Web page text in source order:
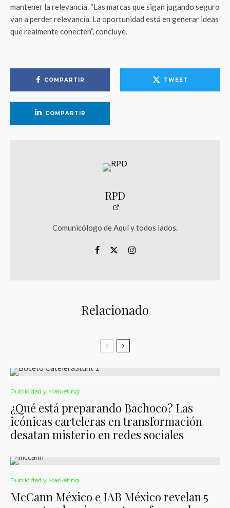
mantener la relevancia. “Las marcas que sigan jugando seguro
van a perder relevancia. La oportunidad está en generar ideas
que realmente conecten”, concluye.
COMPARTIR TWEET
COMPARTIR
RPD
Comunicólogo de Aquí y todos lados.
Relacionado
Publicidad y Marketing
¿Qué está preparando Bachoco? Las
icónicas carteleras en transformación
desatan misterio en redes sociales
Publicidad y Marketing
McCann México e IAB México revelan 5